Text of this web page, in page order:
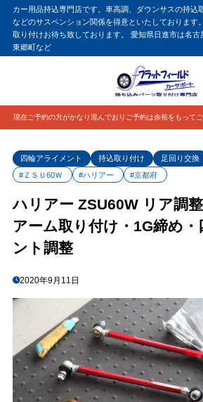
カー用品持込専門店です。車高調、ダウンサスの持込
などのサスペンション関係を得意といたしております
取り付けお待ち致しております。 愛知県日進市は名古
東郷町など
現在ご予約の方がかなり混んでおりご予約は余裕をもって
四輪アライメント 持込取り付け
足回り交換
#ＺＳＵ60Ｗ
#ハリアー #京都府
ハリアー ZSU60W リア調
アーム取り付け・1G締め・
ント調整
2020年9月11日